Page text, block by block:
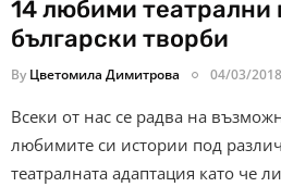
14 любими театрални
български творби
By Цветомила Димитрова 04/03/2018
Всеки от нас се радва на
любимите си истории под
театралната адаптация като че